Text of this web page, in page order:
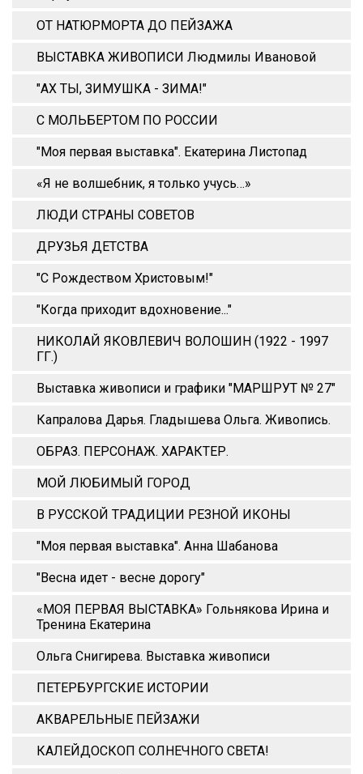
ОТ НАТЮРМОРТА ДО ПЕЙЗАЖА
ВЫСТАВКА ЖИВОПИСИ Людмилы Ивановой
"АХ ТЫ, ЗИМУШКА - ЗИМА!"
С МОЛЬБЕРТОМ ПО РОССИИ
"Моя первая выставка". Екатерина Листопад
«Я не волшебник, я только учусь…»
ЛЮДИ СТРАНЫ СОВЕТОВ
ДРУЗЬЯ ДЕТСТВА
"С Рождеством Христовым!"
"Когда приходит вдохновение..."
НИКОЛАЙ ЯКОВЛЕВИЧ ВОЛОШИН (1922 - 1997
ГГ.)
Выставка живописи и графики "МАРШРУТ № 27"
Капралова Дарья. Гладышева Ольга. Живопись.
ОБРАЗ. ПЕРСОНАЖ. ХАРАКТЕР.
МОЙ ЛЮБИМЫЙ ГОРОД
В РУССКОЙ ТРАДИЦИИ РЕЗНОЙ ИКОНЫ
"Моя первая выставка". Анна Шабанова
"Весна идет - весне дорогу"
«МОЯ ПЕРВАЯ ВЫСТАВКА» Гольнякова Ирина и
Тренина Екатерина
Ольга Снигирева. Выставка живописи
ПЕТЕРБУРГСКИЕ ИСТОРИИ
АКВАРЕЛЬНЫЕ ПЕЙЗАЖИ
КАЛЕЙДОСКОП СОЛНЕЧНОГО СВЕТА!